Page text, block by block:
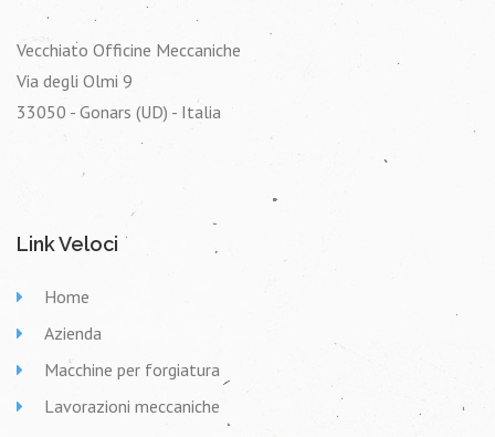
Vecchiato Officine Meccaniche
Via degli Olmi 9
33050 - Gonars (UD) - Italia
Link Veloci
Home
Azienda
Macchine per forgiatura
Lavorazioni meccaniche